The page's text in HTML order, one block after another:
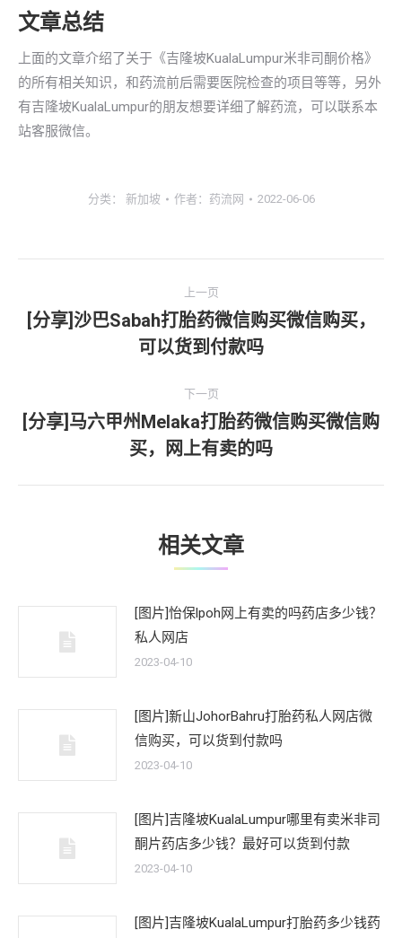
文章总结
上面的文章介绍了关于《吉隆坡KualaLumpur米非司酮价格》
的所有相关知识，和药流前后需要医院检查的项目等等，另外
有吉隆坡KualaLumpur的朋友想要详细了解药流，可以联系本
站客服微信。
分类： 新加坡 作者： 药流网 2022-06-06
章
上一页
上
一
[分享]沙巴Sabah打胎药微信购买微信购买，
可以货到付款吗
下一页
下
一
文
[分享]马六甲州Melaka打胎药微信购买微信购
买，网上有卖的吗
相关文章
[图片]怡保lpoh网上有卖的吗药店多少钱？
私人网店
2023-04-10
[图片]新山JohorBahru打胎药私人网店微
信购买，可以货到付款吗
2023-04-10
[图片]吉隆坡KualaLumpur哪里有卖米非司
酮片药店多少钱？最好可以货到付款
2023-04-10
[图片]吉隆坡KualaLumpur打胎药多少钱药